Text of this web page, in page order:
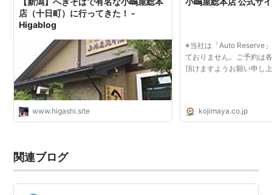
店（十日町）に行ってきた！ -
Higablog
www.higashi.site
※当社は「Auto Reserve
ておりません。ご予約は
頂けますようお願い申し
kojimaya.co.jp
関連ブログ